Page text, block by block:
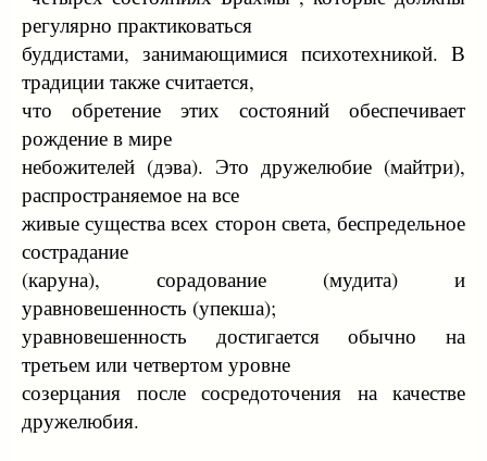
регулярно практиковаться
буддистами, занимающимися психотехникой. В
традиции также считается,
что обретение этих состояний обеспечивает
рождение в мире
небожителей (дэва). Это дружелюбие (майтри),
распространяемое на все
живые существа всех сторон света, беспредельное
сострадание
(каруна), сорадование (мудита) и
уравновешенность (упекша);
уравновешенность достигается обычно на
третьем или четвертом уровне
созерцания после сосредоточения на качестве
дружелюбия.